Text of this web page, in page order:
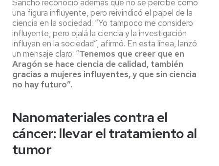
Sancho reconoció además que no se percibe como
una figura influyente, pero reivindicó el papel de la
ciencia en la sociedad: “Yo tampoco me considero
influyente, pero ojalá la ciencia y la investigación
influyan en la sociedad”, afirmó. En esta línea, lanzó
un mensaje claro: “Tenemos que creer que en
Aragón se hace ciencia de calidad, también
gracias a mujeres influyentes, y que sin ciencia
no hay futuro”.
Nanomateriales contra el
cáncer: llevar el tratamiento al
tumor